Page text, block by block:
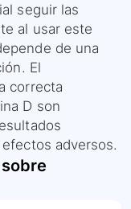
seguir las
al usar este
de una
El
correcta
D son
adversos.